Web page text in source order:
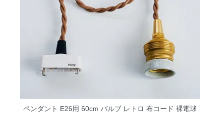
ペンダント E26用 60cm バルブ レトロ 布コード 裸電球